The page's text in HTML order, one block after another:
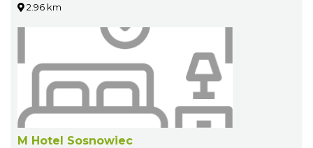
2.96 km
M Hotel Sosnowiec